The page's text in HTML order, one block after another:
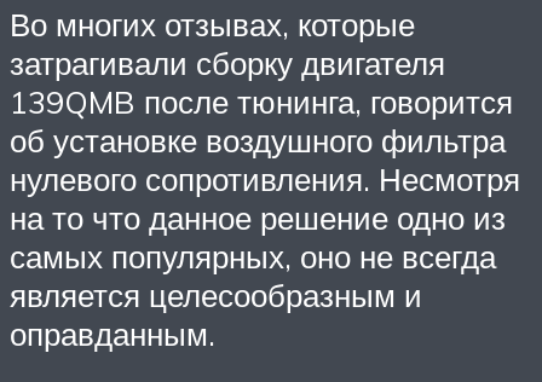
Во многих отзывах, которые
затрагивали сборку двигателя
139QMB после тюнинга, говорится
об установке воздушного фильтра
нулевого сопротивления. Несмотря
на то что данное решение одно из
самых популярных, оно не всегда
является целесообразным и
оправданным.